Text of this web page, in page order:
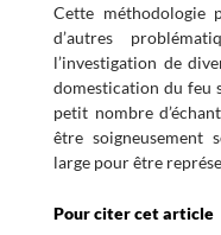
Cette méthodologie
d’autres
l’investigation de
domestication du feu
petit nombre
être soigneusement
large pour être
Pour citer cet article